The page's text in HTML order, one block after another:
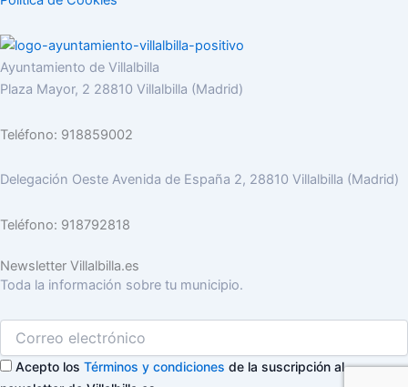
Ayuntamiento de Villalbilla
Plaza Mayor, 2 28810 Villalbilla (Madrid)
Teléfono: 918859002
Delegación Oeste Avenida de España 2, 28810 Villalbilla (Madrid)
Teléfono: 918792818
Newsletter Villalbilla.es
Toda la información sobre tu municipio.
Acepto los Términos y condiciones de la suscripción al